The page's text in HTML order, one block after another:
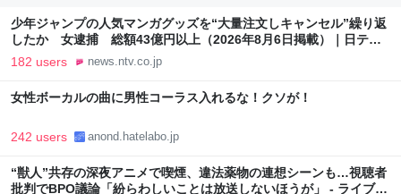
少年ジャンプの人気マンガグッズを“大量注文しキャンセル”繰り返
したか 女逮捕 総額43億円以上（2026年8月6日掲載）｜日テレ
NEWS NNN
182 users news.ntv.co.jp
女性ボーカルの曲に男性コーラス入れるな！クソが！
242 users anond.hatelabo.jp
“獣人”共存の深夜アニメで喫煙、違法薬物の連想シーンも…視聴者
批判でBPO議論「紛らわしいことは放送しないほうが」 - ライブド